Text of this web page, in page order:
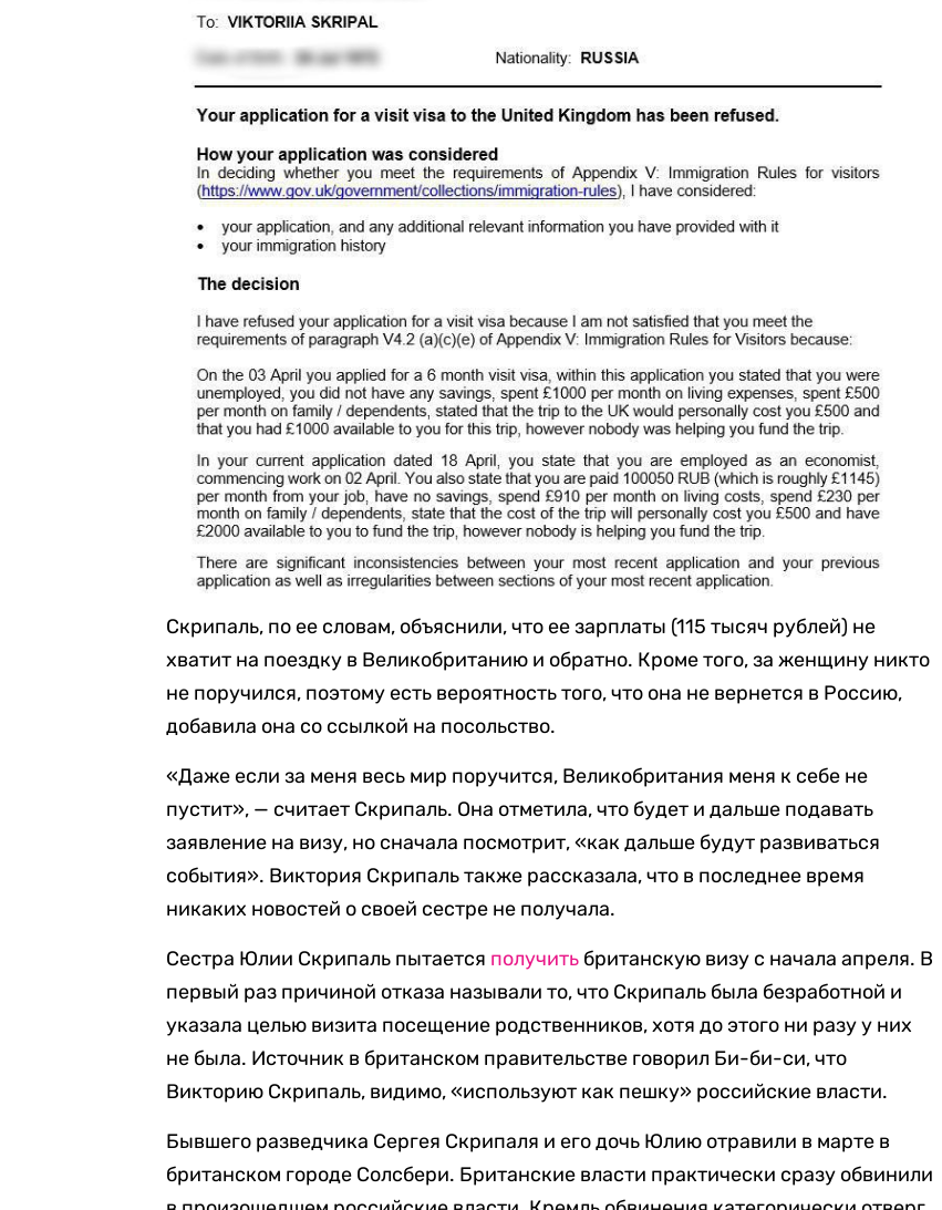
Скрипаль, по ее словам, объяснили, что ее зарплаты (115 тысяч рублей) не
хватит на поездку в Великобританию и обратно. Кроме того, за женщину никто
не поручился, поэтому есть вероятность того, что она не вернется в Россию,
добавила она со ссылкой на посольство.
«Даже если за меня весь мир поручится, Великобритания меня к себе не
пустит», — считает Скрипаль. Она отметила, что будет и дальше подавать
заявление на визу, но сначала посмотрит, «как дальше будут развиваться
события». Виктория Скрипаль также рассказала, что в последнее время
никаких новостей о своей сестре не получала.
Сестра Юлии Скрипаль пытается получить британскую визу с начала апреля. В
первый раз причиной отказа называли то, что Скрипаль была безработной и
указала целью визита посещение родственников, хотя до этого ни разу у них
не была. Источник в британском правительстве говорил Би-би-си, что
Викторию Скрипаль, видимо, «используют как пешку» российские власти.
Бывшего разведчика Сергея Скрипаля и его дочь Юлию отравили в марте в
британском городе Солсбери. Британские власти практически сразу обвинили